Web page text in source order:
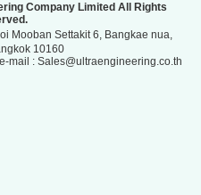
Company Limited All Rights
Mooban Settakit 6, Bangkae nua,
10160
mail : Sales@ultraengineering.co.th